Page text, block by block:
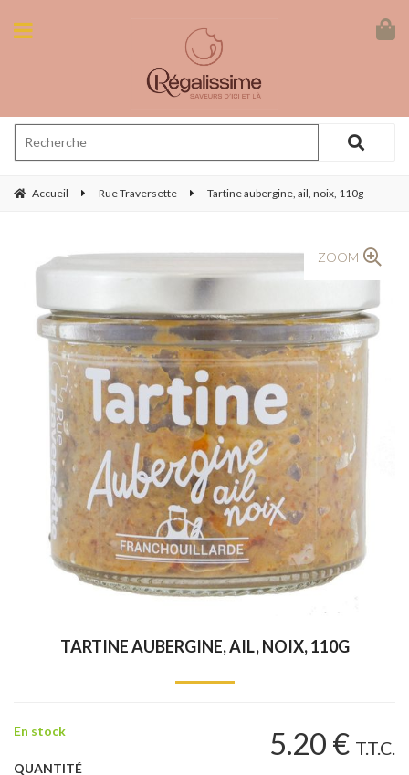
Accueil Rue Traversette Tartine aubergine, ail, noix, 110g
ZOOM
TARTINE AUBERGINE, AIL, NOIX, 110G
5.20 € T.T.C.
En stock
QUANTITÉ